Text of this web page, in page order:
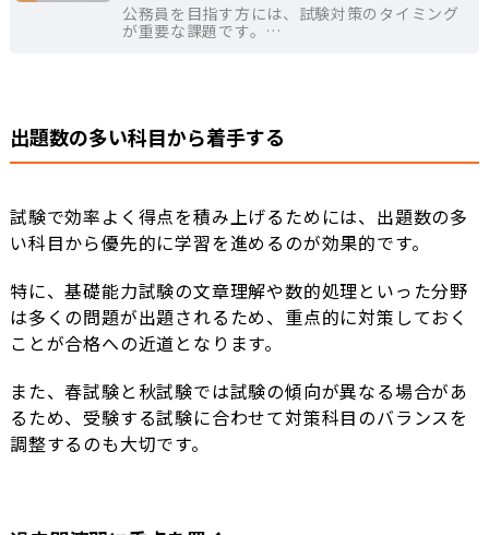
公務員を目指す方には、試験対策のタイミング
が重要な課題です。…
出題数の多い科目から着手する
試験で効率よく得点を積み上げるためには、出題数の多
い科目から優先的に学習を進めるのが効果的です。
特に、基礎能力試験の文章理解や数的処理といった分野
は多くの問題が出題されるため、重点的に対策しておく
ことが合格への近道となります。
また、春試験と秋試験では試験の傾向が異なる場合があ
るため、受験する試験に合わせて対策科目のバランスを
調整するのも大切です。